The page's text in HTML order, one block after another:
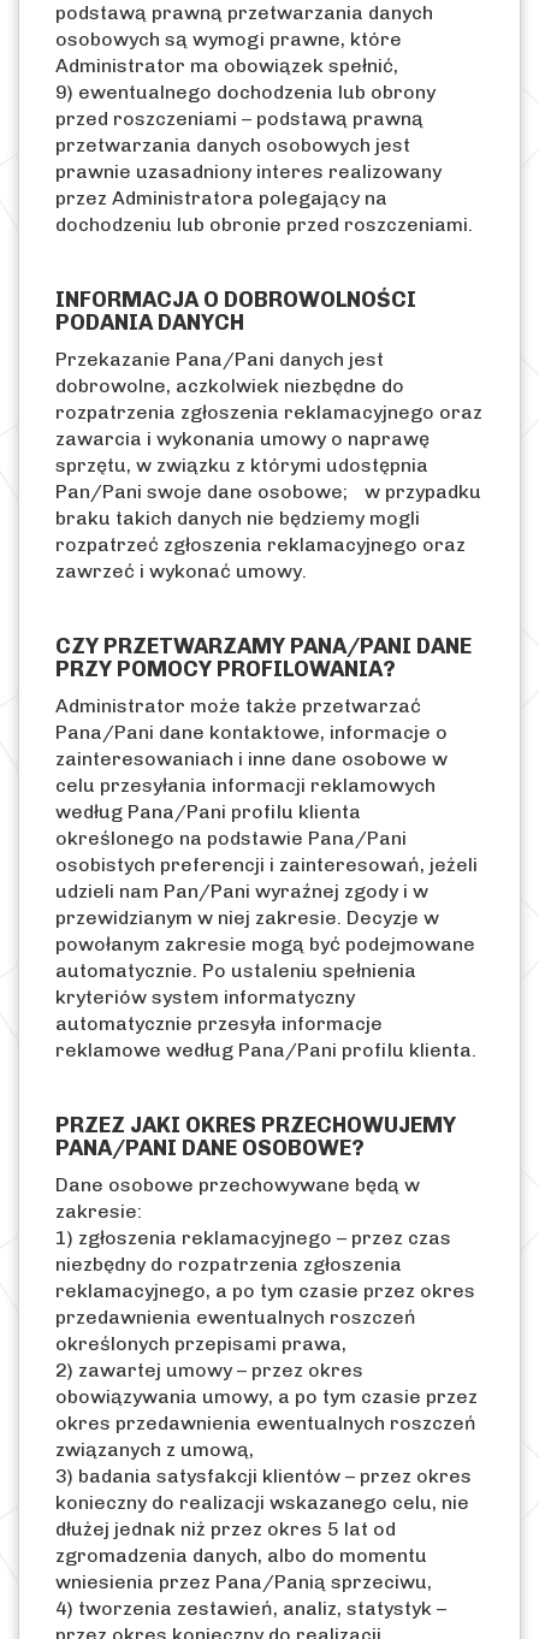
podstawą prawną przetwarzania danych
osobowych są wymogi prawne, które
Administrator ma obowiązek spełnić,
9) ewentualnego dochodzenia lub obrony
przed roszczeniami – podstawą prawną
przetwarzania danych osobowych jest
prawnie uzasadniony interes realizowany
przez Administratora polegający na
dochodzeniu lub obronie przed roszczeniami.
INFORMACJA O DOBROWOLNOŚCI
PODANIA DANYCH
Przekazanie Pana/Pani danych jest
dobrowolne, aczkolwiek niezbędne do
rozpatrzenia zgłoszenia reklamacyjnego oraz
zawarcia i wykonania umowy o naprawę
sprzętu, w związku z którymi udostępnia
Pan/Pani swoje dane osobowe; w przypadku
braku takich danych nie będziemy mogli
rozpatrzeć zgłoszenia reklamacyjnego oraz
zawrzeć i wykonać umowy.
CZY PRZETWARZAMY PANA/PANI DANE
PRZY POMOCY PROFILOWANIA?
Administrator może także przetwarzać
Pana/Pani dane kontaktowe, informacje o
zainteresowaniach i inne dane osobowe w
celu przesyłania informacji reklamowych
według Pana/Pani profilu klienta
określonego na podstawie Pana/Pani
osobistych preferencji i zainteresowań, jeżeli
udzieli nam Pan/Pani wyraźnej zgody i w
przewidzianym w niej zakresie. Decyzje w
powołanym zakresie mogą być podejmowane
automatycznie. Po ustaleniu spełnienia
kryteriów system informatyczny
automatycznie przesyła informacje
reklamowe według Pana/Pani profilu klienta.
PRZEZ JAKI OKRES PRZECHOWUJEMY
PANA/PANI DANE OSOBOWE?
Dane osobowe przechowywane będą w
zakresie:
1) zgłoszenia reklamacyjnego – przez czas
niezbędny do rozpatrzenia zgłoszenia
reklamacyjnego, a po tym czasie przez okres
przedawnienia ewentualnych roszczeń
określonych przepisami prawa,
2) zawartej umowy – przez okres
obowiązywania umowy, a po tym czasie przez
okres przedawnienia ewentualnych roszczeń
związanych z umową,
3) badania satysfakcji klientów – przez okres
konieczny do realizacji wskazanego celu, nie
dłużej jednak niż przez okres 5 lat od
zgromadzenia danych, albo do momentu
wniesienia przez Pana/Panią sprzeciwu,
4) tworzenia zestawień, analiz, statystyk –